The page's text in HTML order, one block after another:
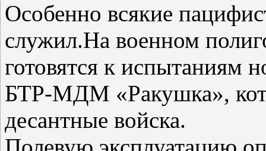
Особенно всякие
служил.На военном
готовятся к испытаниям
БТР-МДМ «Ракушка»,
десантные войска.